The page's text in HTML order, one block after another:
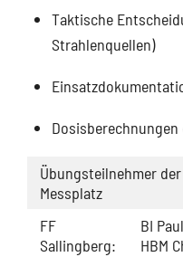
Taktische
Strahlenquellen)
Übungsteilnehmer
Messplatz
FF
Sallingberg:
BI
HBM